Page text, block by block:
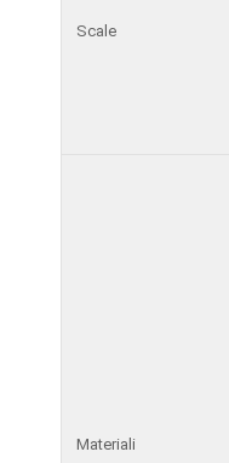
Scale
Materiali